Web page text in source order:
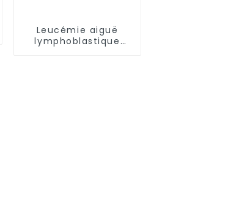
Leucémie aiguë
lymphoblastique